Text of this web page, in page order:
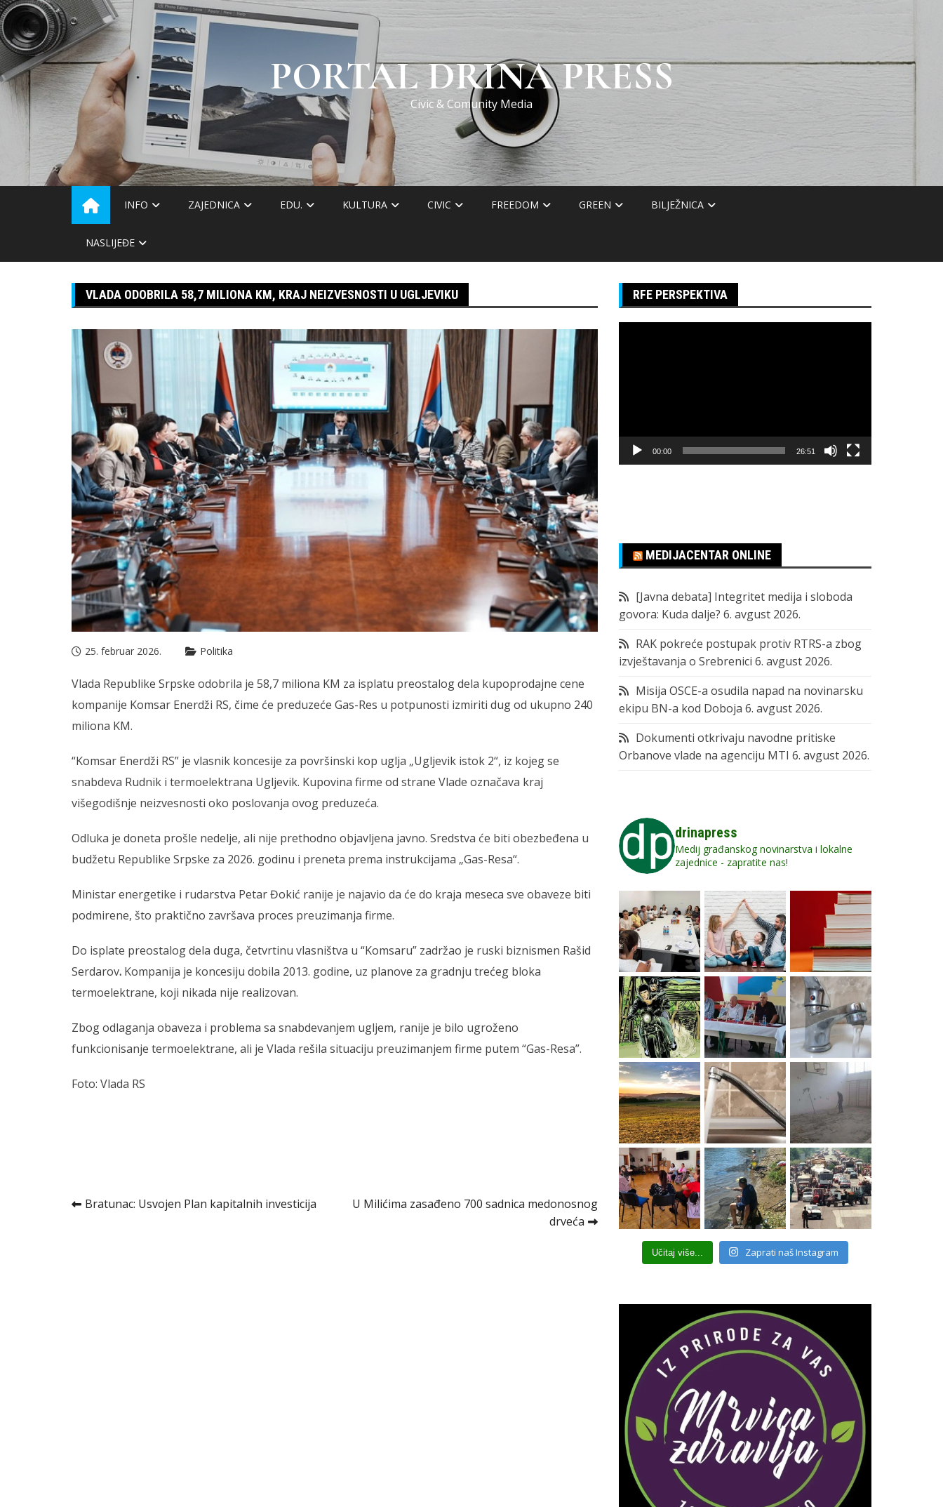
Skip
to
content
PORTAL DRINA PRESS
Civic & Comunity Media
INFO ZAJEDNICA EDU. KULTURA CIVIC FREEDOM GREEN BILJEŽNICA
NASLIJEĐE
VLADA ODOBRILA 58,7 MILIONA KM, KRAJ NEIZVESNOSTI U UGLJEVIKU
25. februar 2026. Politika
Vlada Republike Srpske odobrila je 58,7 miliona KM za isplatu preostalog dela kupoprodajne cene
kompanije Komsar Enerdži RS, čime će preduzeće Gas-Res u potpunosti izmiriti dug od ukupno 240
miliona KM.
“Komsar Enerdži RS” je vlasnik koncesije za površinski kop uglja „Ugljevik istok 2“, iz kojeg se
snabdeva Rudnik i termoelektrana Ugljevik. Kupovina firme od strane Vlade označava kraj
višegodišnje neizvesnosti oko poslovanja ovog preduzeća.
Odluka je doneta prošle nedelje, ali nije prethodno objavljena javno. Sredstva će biti obezbeđena u
budžetu Republike Srpske za 2026. godinu i preneta prema instrukcijama „Gas-Resa“.
Ministar energetike i rudarstva Petar Đokić ranije je najavio da će do kraja meseca sve obaveze biti
podmirene, što praktično završava proces preuzimanja firme.
Do isplate preostalog dela duga, četvrtinu vlasništva u “Komsaru” zadržao je ruski biznismen Rašid
Serdarov. Kompanija je koncesiju dobila 2013. godine, uz planove za gradnju trećeg bloka
termoelektrane, koji nikada nije realizovan.
Zbog odlaganja obaveza i problema sa snabdevanjem ugljem, ranije je bilo ugroženo
funkcionisanje termoelektrane, ali je Vlada rešila situaciju preuzimanjem firme putem “Gas-Resa”.
Foto: Vlada RS
Kretanje
Bratunac: Usvojen Plan kapitalnih investicija
U Milićima zasađeno 700 sadnica medonosnog
drveća
RFE PERSPEKTIVA
00:00 26:51
MEDIJACENTAR ONLINE
[Javna debata] Integritet medija i sloboda
govora: Kuda dalje? 6. avgust 2026.
RAK pokreće postupak protiv RTRS-a zbog
izvještavanja o Srebrenici 6. avgust 2026.
Misija OSCE-a osudila napad na novinarsku
ekipu BN-a kod Doboja 6. avgust 2026.
Dokumenti otkrivaju navodne pritiske
Orbanove vlade na agenciju MTI 6. avgust 2026.
drinapress
Medij građanskog novinarstva i lokalne
zajednice - zapratite nas!
Učitaj više... Zaprati naš Instagram